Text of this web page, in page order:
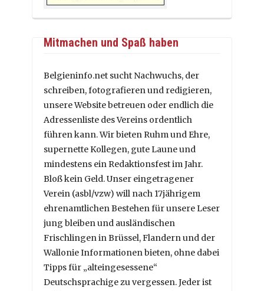
Mitmachen und Spaß haben
Belgieninfo.net sucht Nachwuchs, der
schreiben, fotografieren und redigieren,
unsere Website betreuen oder endlich die
Adressenliste des Vereins ordentlich
führen kann. Wir bieten Ruhm und Ehre,
supernette Kollegen, gute Laune und
mindestens ein Redaktionsfest im Jahr.
Bloß kein Geld. Unser eingetragener
Verein (asbl/vzw) will nach 17jährigem
ehrenamtlichen Bestehen für unsere Leser
jung bleiben und ausländischen
Frischlingen in Brüssel, Flandern und der
Wallonie Informationen bieten, ohne dabei
Tipps für „alteingesessene“
Deutschsprachige zu vergessen. Jeder ist